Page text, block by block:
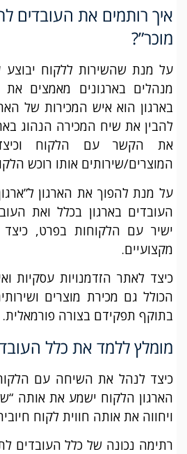
איך רותמים את העובדים
מוכר”?
על מנת שהשירות ללקוח
מנהלים בארגונים מאמצים
בארגון הוא איש המכירות של
להבין את שיח המכירה הנהוג
את הקשר עם הלקוח
המוצרים/שירותים אותו רוכש
על מנת להפוך את הארגון
העובדים בארגון בכלל ואת
ישיר עם הלקוחות בפרט, כיצד
מקצועיים.
כיצד לאתר הזדמנויות עסקיות
הכולל גם מכירת מוצרים
בתוקף תפקידם בצורה פורמאלית.
מומלץ ללמד את כלל
כיצד לנהל את השיחה עם
הארגון הלקוח ישמע את אותה
ויחווה את אותה חווית לקוח
רתימה נכונה של כלל העובדים